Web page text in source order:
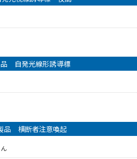
品 自発光線形誘導標
品 横断者注意喚起